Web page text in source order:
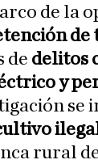
de la
de
de delitos
y
se
rural